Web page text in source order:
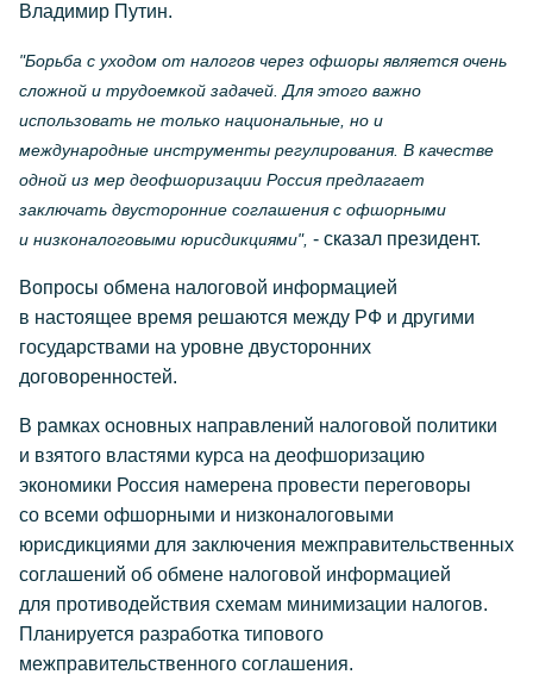
Владимир Путин.
"Борьба с уходом от налогов через офшоры является очень
сложной и трудоемкой задачей. Для этого важно
использовать не только национальные, но и
международные инструменты регулирования. В качестве
одной из мер деофшоризации Россия предлагает
заключать двусторонние соглашения с офшорными
и низконалоговыми юрисдикциями", - сказал президент.
Вопросы обмена налоговой информацией
в настоящее время решаются между РФ и другими
государствами на уровне двусторонних
договоренностей.
В рамках основных направлений налоговой политики
и взятого властями курса на деофшоризацию
экономики Россия намерена провести переговоры
со всеми офшорными и низконалоговыми
юрисдикциями для заключения межправительственных
соглашений об обмене налоговой информацией
для противодействия схемам минимизации налогов.
Планируется разработка типового
межправительственного соглашения.